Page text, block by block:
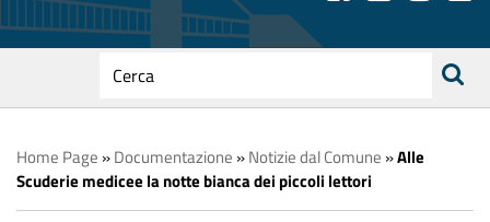
testo
da
cercare
ricerca
Home Page »Documentazione »Notizie dal Comune »Alle
Scuderie medicee la notte bianca dei piccoli lettori